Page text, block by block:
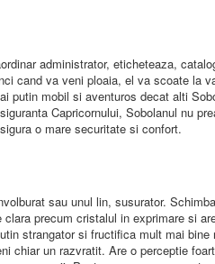
administrator, eticheteaza,
cand va veni ploaia, el va scoate la
putin mobil si aventuros decat alti
Capricornului, Sobolanul nu
o mare securitate si confort.
sau unul lin, susurator.
precum cristalul in exprimare si
strangator si fructifica mult mai
chiar un razvratit. Are o perceptie